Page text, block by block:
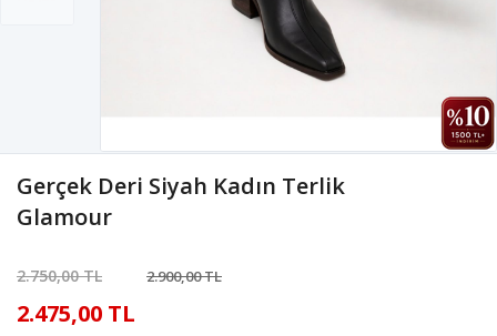
Gerçek Deri Siyah Kadın Terlik
Glamour
2.750,00 TL
2.475,00 TL
2.900,00 TL